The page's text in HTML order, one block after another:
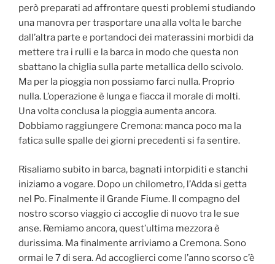
però preparati ad affrontare questi problemi studiando
una manovra per trasportare una alla volta le barche
dall’altra parte e portandoci dei materassini morbidi da
mettere tra i rulli e la barca in modo che questa non
sbattano la chiglia sulla parte metallica dello scivolo.
Ma per la pioggia non possiamo farci nulla. Proprio
nulla. L’operazione è lunga e fiacca il morale di molti.
Una volta conclusa la pioggia aumenta ancora.
Dobbiamo raggiungere Cremona: manca poco ma la
fatica sulle spalle dei giorni precedenti si fa sentire.
Risaliamo subito in barca, bagnati intorpiditi e stanchi
iniziamo a vogare. Dopo un chilometro, l’Adda si getta
nel Po. Finalmente il Grande Fiume. Il compagno del
nostro scorso viaggio ci accoglie di nuovo tra le sue
anse. Remiamo ancora, quest’ultima mezzora è
durissima. Ma finalmente arriviamo a Cremona. Sono
ormai le 7 di sera. Ad accoglierci come l’anno scorso c’è